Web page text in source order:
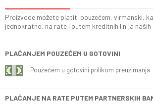
Proizvode možete platiti pouzećem, virmanski,
jednokratno, na rate i putem kreditnih linija
PLAĆANJEM POUZEĆEM U GOTOVINI
Pouzećem u gotovini prilikom preuzimanja
PLAĆANJE NA RATE PUTEM PARTNERSKIH